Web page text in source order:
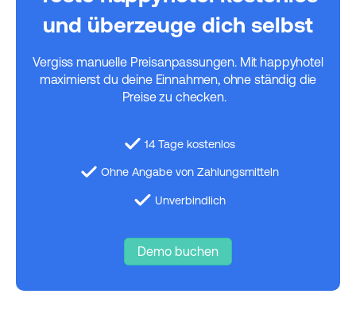
und überzeuge dich selbst
Vergiss manuelle Preisanpassungen. Mit happyhotel
maximierst du deine Einnahmen, ohne ständig die
Preise zu checken.
14 Tage kostenlos
Ohne Angabe von Zahlungsmitteln
Unverbindlich
Demo buchen